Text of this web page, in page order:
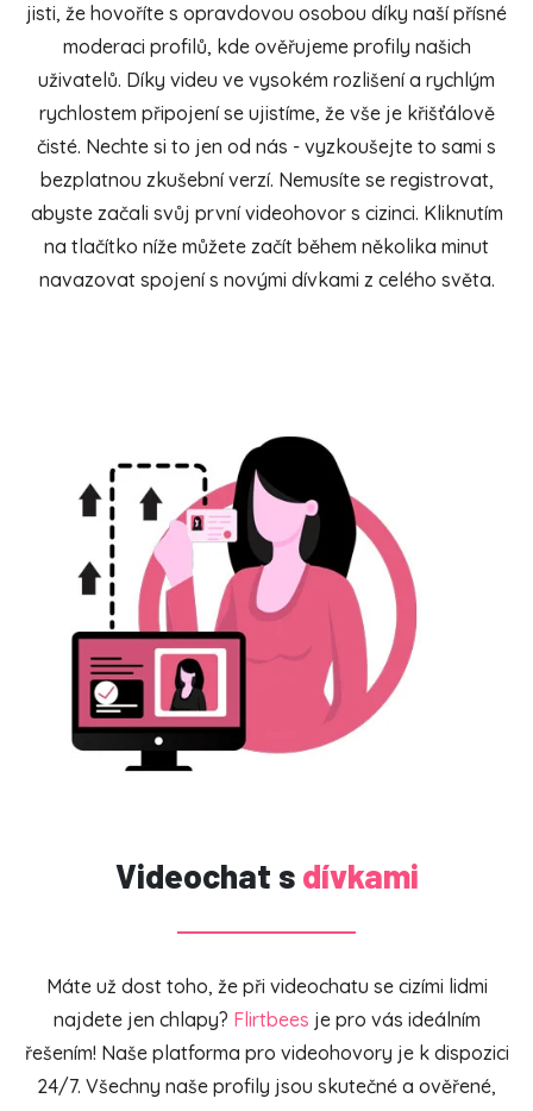
jisti, že hovoříte s opravdovou osobou díky naší přísné
moderaci profilů, kde ověřujeme profily našich
uživatelů. Díky videu ve vysokém rozlišení a rychlým
rychlostem připojení se ujistíme, že vše je křišťálově
čisté. Nechte si to jen od nás - vyzkoušejte to sami s
bezplatnou zkušební verzí. Nemusíte se registrovat,
abyste začali svůj první videohovor s cizinci. Kliknutím
na tlačítko níže můžete začít během několika minut
navazovat spojení s novými dívkami z celého světa.
Videochat s dívkami
Máte už dost toho, že při videochatu se cizími lidmi
najdete jen chlapy? Flirtbees je pro vás ideálním
řešením! Naše platforma pro videohovory je k dispozici
24/7. Všechny naše profily jsou skutečné a ověřené,